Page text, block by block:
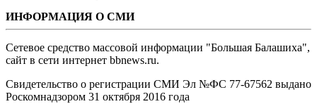
ИНФОРМАЦИЯ О СМИ
Сетевое средство массовой информации "Большая Балашиха",
сайт в сети интернет bbnews.ru.
Свидетельство о регистрации СМИ Эл №ФС ‎77-67562 выдано
Роскомнадзором 31 октября 2016 года